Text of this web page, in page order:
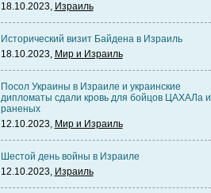
18.10.2023, Израиль
Исторический визит Байдена в Израиль
18.10.2023, Мир и Израиль
Посол Украины в Израиле и украинские
дипломаты сдали кровь для бойцов ЦАХАЛа и
раненых
12.10.2023, Мир и Израиль
Шестой день войны в Израиле
12.10.2023, Израиль